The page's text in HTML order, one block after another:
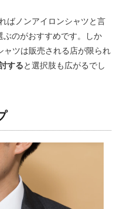
ばノンアイロンシャツと言
ぶのがおすすめです。しか
ャツは販売される店が限られ
すると選択肢も広がるでし